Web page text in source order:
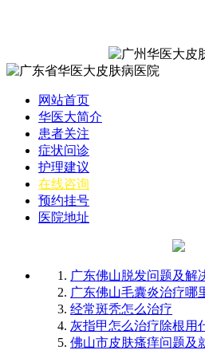
网站首页
华医大简介
患者关注
症状问诊
护理建议
在线咨询
预约挂号
医院地址
广东佛山脱发问题及解
广东佛山毛囊炎治疗哪
经常斑秃怎么治疗
灰指甲怎么治疗除根用
佛山市皮肤瘙痒问题及